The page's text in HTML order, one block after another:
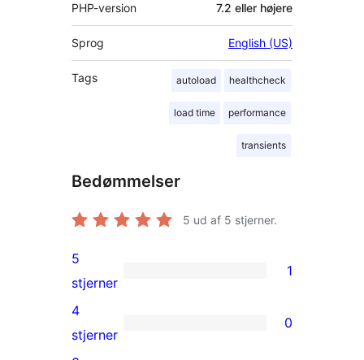
PHP-version 7.2 eller højere
Sprog English (US)
Tags autoload healthcheck
load time performance
transients
Bedømmelser
5 ud af 5 stjerner.
1
5-
stjernet
anmeldelse
5
stjerner
1
0
4
stjerner
0